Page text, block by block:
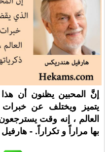
إنَّ المحبين يظنون أن
يتميز ويختلف عن خبرات
العالم ، إنه وقت
بها مراراً و تكراراً. -